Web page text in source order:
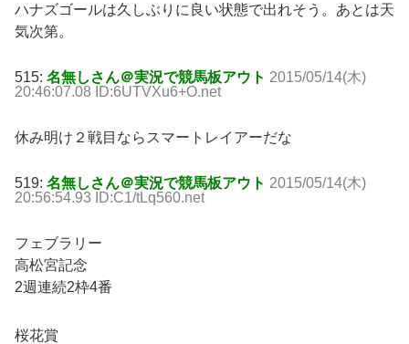
ハナズゴールは久しぶりに良い状態で出れそう。あとは天
気次第。
515: 名無しさん＠実況で競馬板アウト 2015/05/14(木)
20:46:07.08 ID:6UTVXu6+O.net
休み明け２戦目ならスマートレイアーだな
519: 名無しさん＠実況で競馬板アウト 2015/05/14(木)
20:56:54.93 ID:C1/tLq560.net
フェブラリー
高松宮記念
2週連続2枠4番
桜花賞